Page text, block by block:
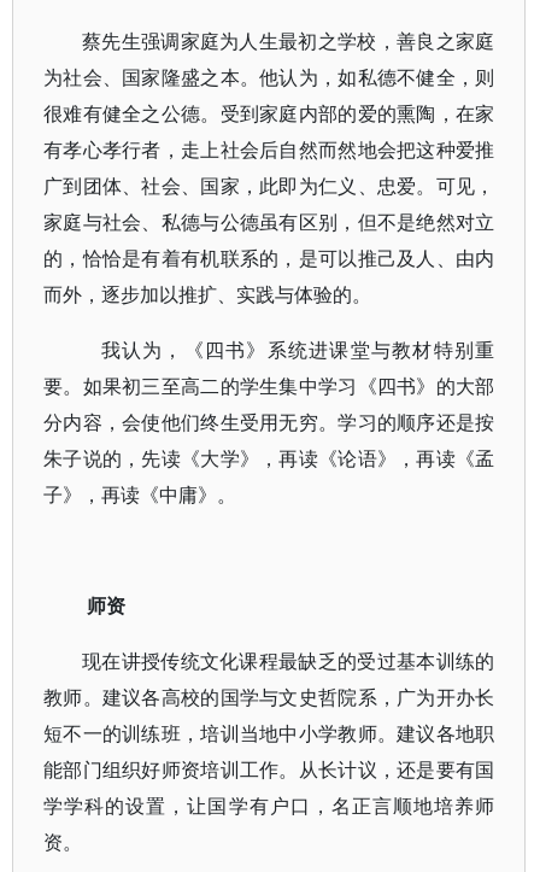
蔡先生强调家庭为人生最初之学校，善良之家庭
为社会、国家隆盛之本。他认为，如私德不健全，则
很难有健全之公德。受到家庭内部的爱的熏陶，在家
有孝心孝行者，走上社会后自然而然地会把这种爱推
广到团体、社会、国家，此即为仁义、忠爱。可见，
家庭与社会、私德与公德虽有区别，但不是绝然对立
的，恰恰是有着有机联系的，是可以推己及人、由内
而外，逐步加以推扩、实践与体验的。
我认为，《四书》系统进课堂与教材特别重
要。如果初三至高二的学生集中学习《四书》的大部
分内容，会使他们终生受用无穷。学习的顺序还是按
朱子说的，先读《大学》，再读《论语》，再读《孟
子》，再读《中庸》。
师资
现在讲授传统文化课程最缺乏的受过基本训练的
教师。建议各高校的国学与文史哲院系，广为开办长
短不一的训练班，培训当地中小学教师。建议各地职
能部门组织好师资培训工作。从长计议，还是要有国
学学科的设置，让国学有户口，名正言顺地培养师
资。